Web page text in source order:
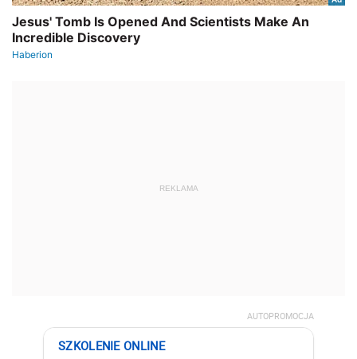
REKLAMA
AUTOPROMOCJA
SZKOLENIE ONLINE